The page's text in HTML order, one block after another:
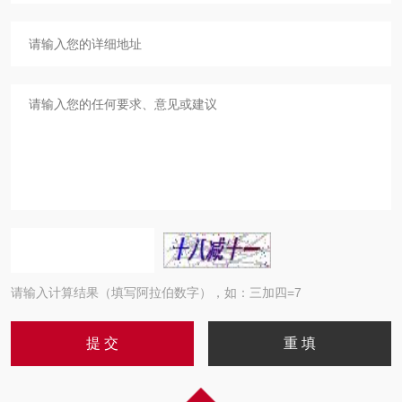
请输入计算结果（填写阿拉伯数字），如：三加四=7